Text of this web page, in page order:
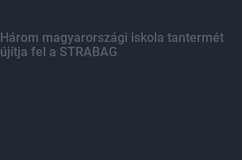
Három magyarországi iskola tantermét
újítja fel a STRABAG